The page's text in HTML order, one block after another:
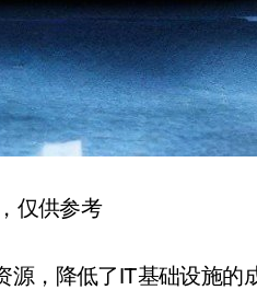
仅供参考
，降低了IT基础设施的